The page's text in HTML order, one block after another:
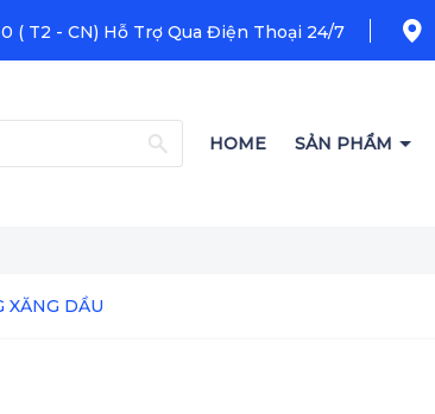
( T2 - CN) Hỗ Trợ Qua Điện Thoại 24/7
HOME SẢN PHẨM
XĂNG DẦU